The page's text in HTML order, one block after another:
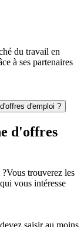
du travail en
à ses partenaires
d'emploi ?
d'offres
?Vous trouverez les
vous intéresse